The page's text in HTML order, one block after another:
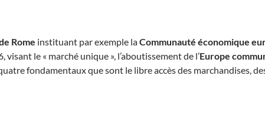
Rome instituant par exemple laCommunauté économique
visant le « marché unique », l’aboutissement de l’Europe
fondamentaux que sont le libre accès des marchandises,